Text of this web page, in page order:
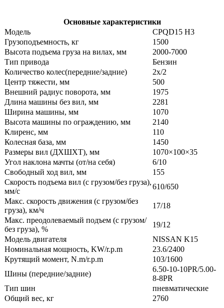
Основные характеристики
Модель
CPQD15 H3
Грузоподъемность, кг
1500
Высота подъема груза на вилах, мм
2000-7000
Тип привода
Бензин
Количество колес(передние/задние)
2x/2
Центр тяжести, мм
500
Внешний радиус поворота, мм
1975
Длина машины без вил, мм
2281
Ширина машины, мм
1070
Высота машины по ограждению, мм
2140
Клиренс, мм
110
Колесная база, мм
1450
Размеры вил (ДXШXТ), мм
1070×100×35
Угол наклона мачты (от/на себя)
6/10
Свободный ход вил, мм
155
Скорость подъема вил (с грузом/без груза),
мм/с
610/650
Макс. скорость движения (с грузом/без
груза), км/ч
17/18
Макс. преодолеваемый подъем (с грузом/
без груза), %
19/12
Модель двигателя
NISSAN K15
Номинальная мощность, KW/r.p.m
23.6/2400
Крутящий момент, N.m/r.p.m
103/1600
Шины (передние/задние)
6.50-10-10PR/5.00-
8-8PR
Тип шин
пневматические
Общий вес, кг
2760